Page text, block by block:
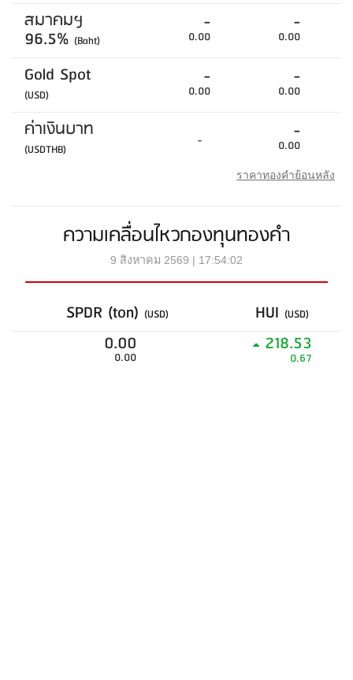
สมาคมฯ
96.5% (Baht)
-
0.00
-
0.00
Gold Spot
(USD)
-
0.00
-
0.00
ค่าเงินบาท
(USDTHB) - -
0.00
ราคาทองคำย้อนหลัง
ความเคลื่อนไหวกองทุนทองคำ
9 สิงหาคม 2569 | 17:54:02
SPDR (ton) (USD) HUI (USD)
0.00
0.00
218.53
0.67